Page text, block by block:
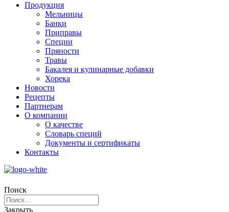
Продукция
Мельницы
Банки
Приправы
Специи
Пряности
Травы
Бакалея и кулинарные добавки
Хорека
Новости
Рецепты
Партнерам
О компании
О качестве
Словарь специй
Документы и сертификаты
Контакты
Поиск
Закрыть